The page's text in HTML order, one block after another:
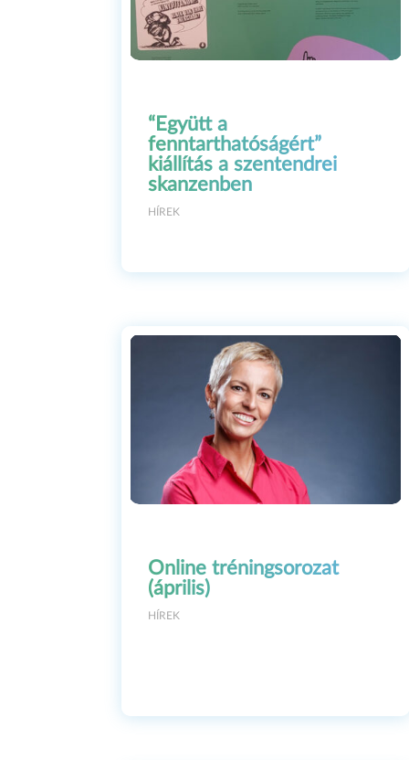
“Együtt a
fenntarthatóságért”
kiállítás a szentendrei
skanzenben
HÍREK
Online tréningsorozat
(április)
HÍREK